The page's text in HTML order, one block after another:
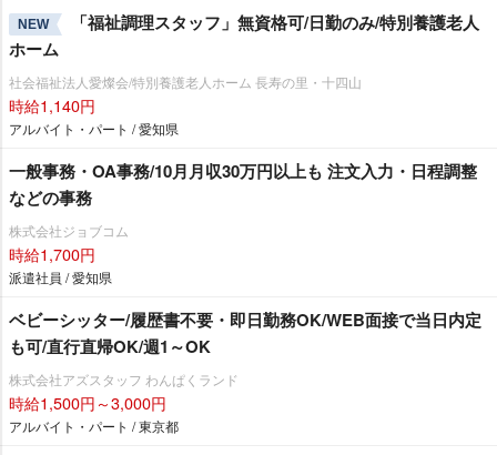
NEW
「福祉調理スタッフ」無資格可/日勤のみ/特別養護老人
ホーム
社会福祉法人愛燦会/特別養護老人ホーム 長寿の里・十四山
時給1,140円
アルバイト・パート / 愛知県
一般事務・OA事務/10月月収30万円以上も 注文入力・日程調整
などの事務
株式会社ジョブコム
時給1,700円
派遣社員 / 愛知県
ベビーシッター/履歴書不要・即日勤務OK/WEB面接で当日内定
も可/直行直帰OK/週1～OK
株式会社アズスタッフ わんぱくランド
時給1,500円～3,000円
アルバイト・パート / 東京都